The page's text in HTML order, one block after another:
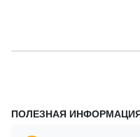
ПОЛЕЗНАЯ